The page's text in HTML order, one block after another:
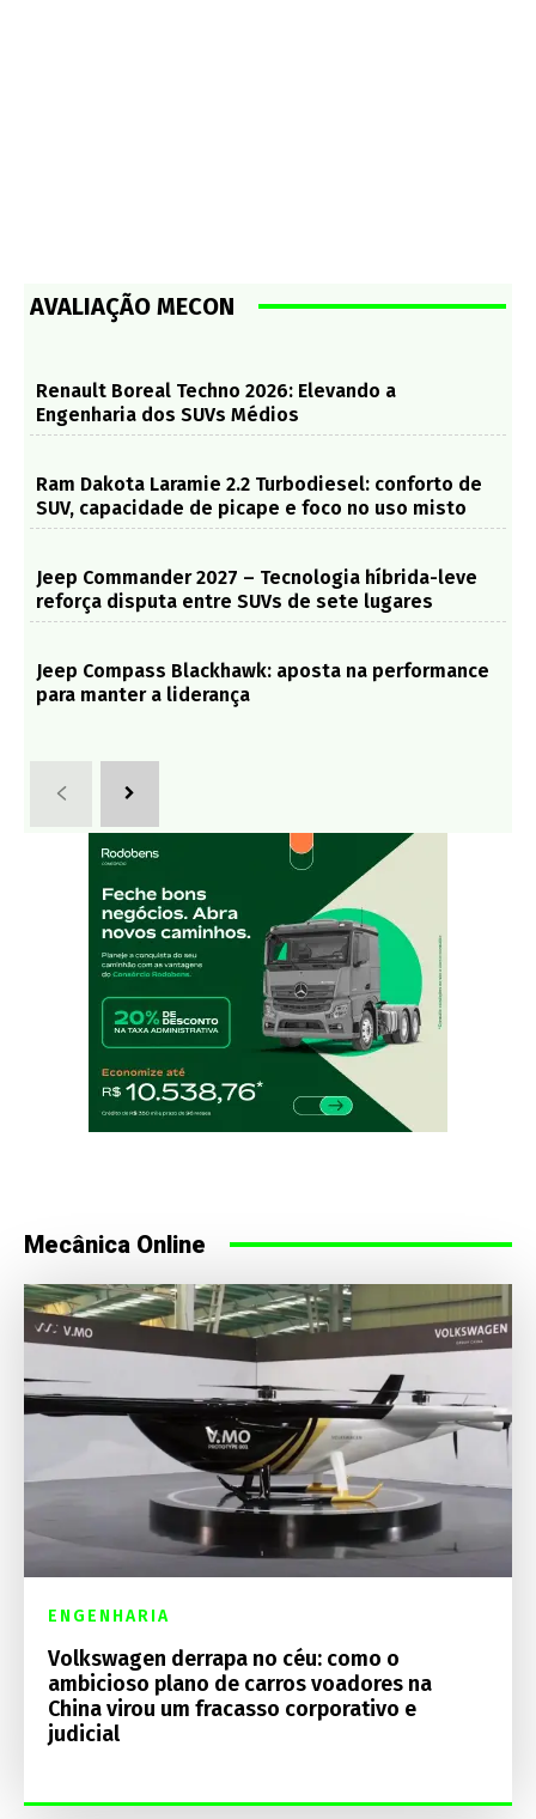
AVALIAÇÃO MECON
Renault Boreal Techno 2026: Elevando a
Engenharia dos SUVs Médios
Ram Dakota Laramie 2.2 Turbodiesel: conforto de
SUV, capacidade de picape e foco no uso misto
Jeep Commander 2027 – Tecnologia híbrida-leve
reforça disputa entre SUVs de sete lugares
Jeep Compass Blackhawk: aposta na performance
para manter a liderança
Mecânica Online
ENGENHARIA
Volkswagen derrapa no céu: como o
ambicioso plano de carros voadores na
China virou um fracasso corporativo e
judicial